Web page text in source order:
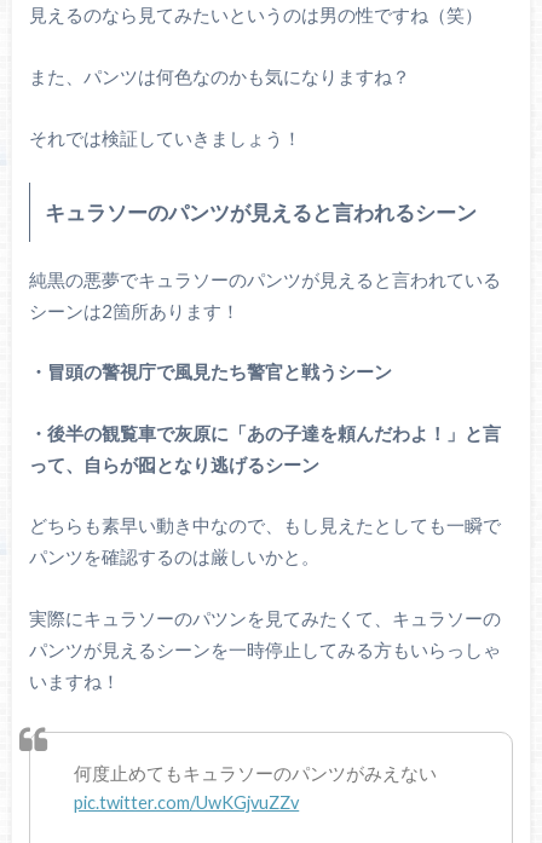
見えるのなら見てみたいというのは男の性ですね（笑）
また、パンツは何色なのかも気になりますね？
それでは検証していきましょう！
キュラソーのパンツが見えると言われるシーン
純黒の悪夢でキュラソーのパンツが見えると言われている
シーンは2箇所あります！
・冒頭の警視庁で風見たち警官と戦うシーン
・後半の観覧車で灰原に「あの子達を頼んだわよ！」と言
って、自らが囮となり逃げるシーン
どちらも素早い動き中なので、もし見えたとしても一瞬で
パンツを確認するのは厳しいかと。
実際にキュラソーのパツンを見てみたくて、キュラソーの
パンツが見えるシーンを一時停止してみる方もいらっしゃ
いますね！
何度止めてもキュラソーのパンツがみえない
pic.twitter.com/UwKGjvuZZv